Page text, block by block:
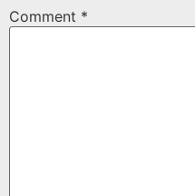
Comment *